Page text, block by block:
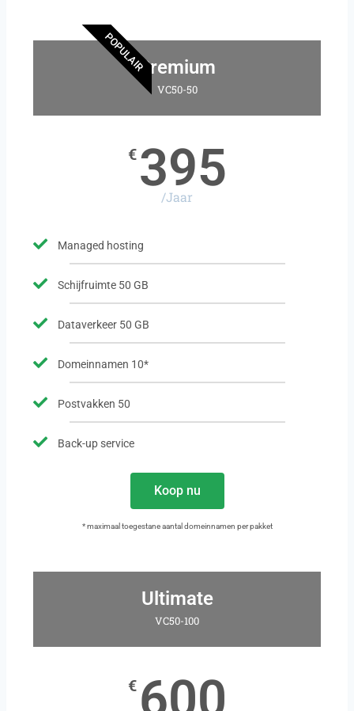
POPULAIRPremium
VC50-50
€ 395
/Jaar
Managed hosting
Schijfruimte 50 GB
Dataverkeer 50 GB
Domeinnamen 10*
Postvakken 50
Back-up service
Koop nu
* maximaal toegestane aantal domeinnamen per pakket
Ultimate
VC50-100
€ 600